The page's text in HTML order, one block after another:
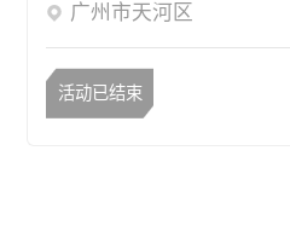
广州市天河区
活动已结束